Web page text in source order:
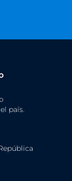
país.